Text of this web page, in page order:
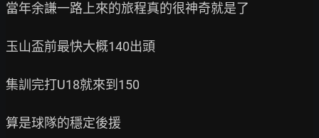
當年余謙一路上來的旅程真的很神奇就是了
玉山盃前最快大概140出頭
集訓完打U18就來到150
算是球隊的穩定後援